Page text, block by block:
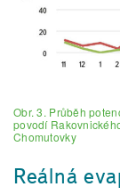
Obr. 3. Průběh
povodí
Chomutovky
Reálná